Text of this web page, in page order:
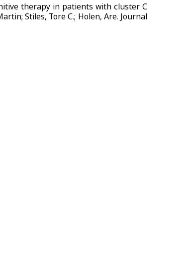
therapy in patients with cluster C
Stiles, Tore C.; Holen, Are. Journal